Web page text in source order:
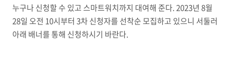
누구나 신청할 수 있고 스마트워치까지 대여해 준다. 2023년 8월
28일 오전 10시부터 3차 신청자를 선착순 모집하고 있으니 서둘러
아래 배너를 통해 신청하시기 바란다.